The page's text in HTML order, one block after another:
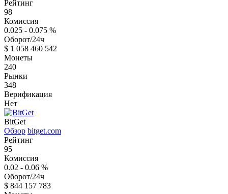
Рейтинг
98
Комиссия
0.025 - 0.075 %
Оборот/24ч
$ 1 058 460 542
Монеты
240
Рынки
348
Верификация
Нет
BitGet
Обзор bitget.com
Рейтинг
95
Комиссия
0.02 - 0.06 %
Оборот/24ч
$ 844 157 783